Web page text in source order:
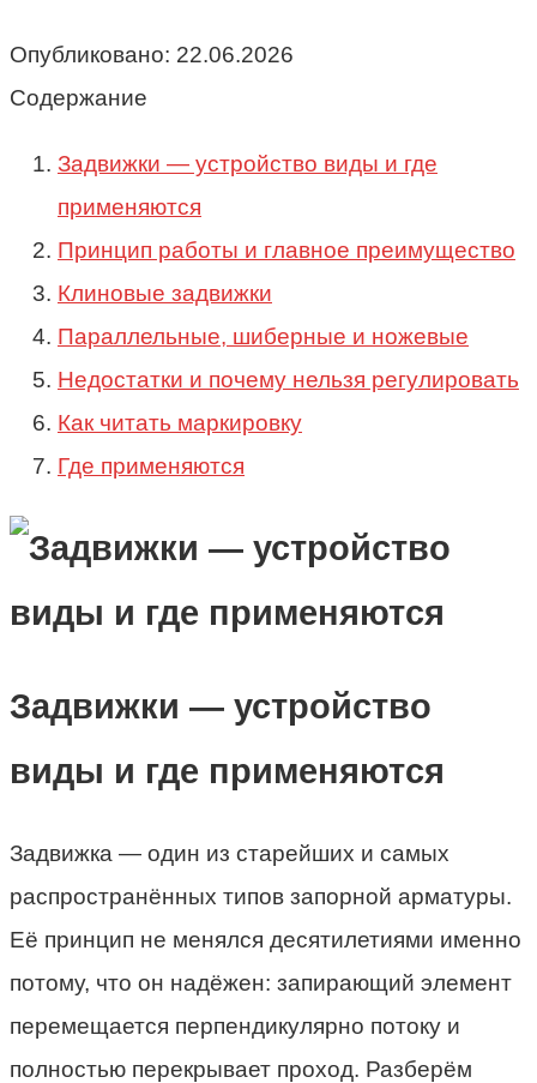
Опубликовано: 22.06.2026
Содержание
Задвижки — устройство виды и где
применяются
Принцип работы и главное преимущество
Клиновые задвижки
Параллельные, шиберные и ножевые
Недостатки и почему нельзя регулировать
Как читать маркировку
Где применяются
Задвижки — устройство
виды и где применяются
Задвижка — один из старейших и самых
распространённых типов запорной арматуры.
Её принцип не менялся десятилетиями именно
потому, что он надёжен: запирающий элемент
перемещается перпендикулярно потоку и
полностью перекрывает проход. Разберём